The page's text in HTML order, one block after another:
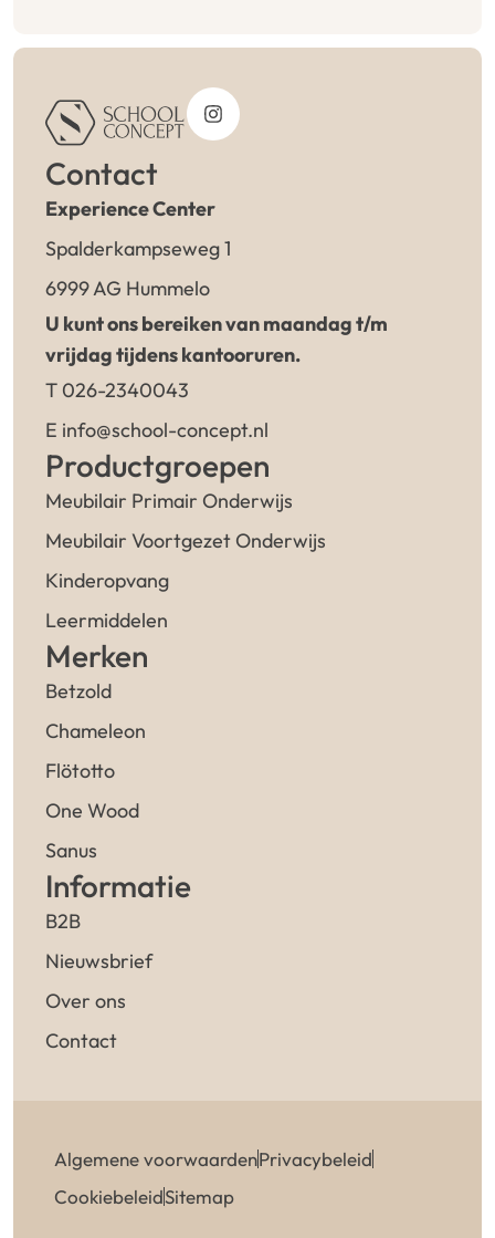
Contact
Experience Center
Spalderkampseweg 1
6999 AG Hummelo
U kunt ons bereiken van maandag t/m
vrijdag tijdens kantooruren.
T 026-2340043
E info@school-concept.nl
Productgroepen
Meubilair Primair Onderwijs
Meubilair Voortgezet Onderwijs
Kinderopvang
Leermiddelen
Merken
Betzold
Chameleon
Flötotto
One Wood
Sanus
Informatie
B2B
Nieuwsbrief
Over ons
Contact
Algemene voorwaardenPrivacybeleid
CookiebeleidSitemap